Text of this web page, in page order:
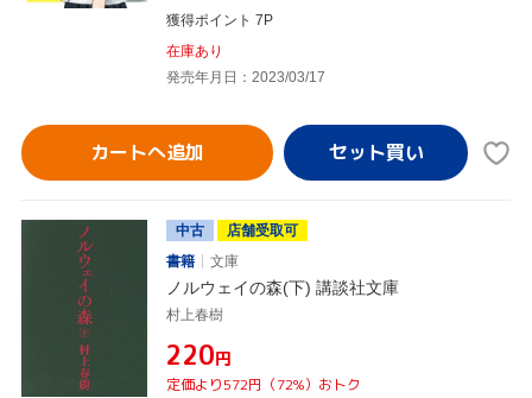
獲得ポイント 7P
在庫あり
発売年月日：2023/03/17
カートへ追加
中古
店舗受取可
書籍
文庫
ノルウェイの森(下) 講談社文庫
村上春樹
¥220円
定価より572円（72%）おトク